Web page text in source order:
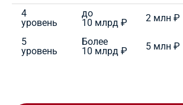
4
уровень
до
10 млрд ₽
2 млн ₽
5
уровень
Более
10 млрд ₽
5 млн ₽